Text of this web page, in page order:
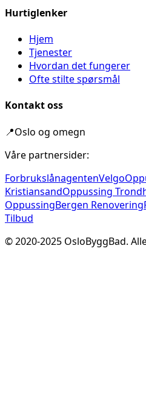
Hurtiglenker
Hjem
Tjenester
Hvordan det fungerer
Ofte stilte spørsmål
Kontakt oss
📍Oslo og omegn
Våre partnersider:
ForbrukslånagentenVelgo
KristiansandOppussing
OppussingBergen Renovering
Tilbud
© 2020-2025 OsloByggBad.